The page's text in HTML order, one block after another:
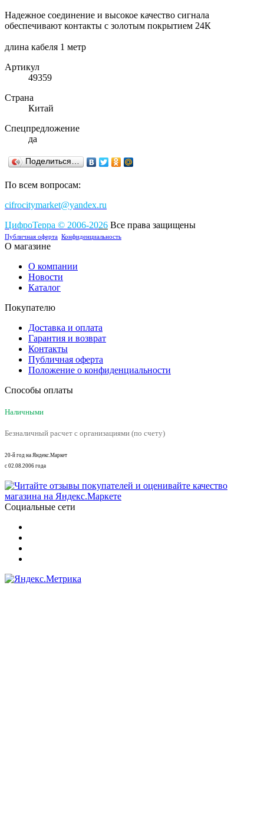
Надежное соединение и высокое качество сигнала
обеспечивают контакты с золотым покрытием 24К
длина кабеля 1 метр
Артикул
49359
Страна
Китай
Спецпредложение
да
Поделиться…
По всем вопросам:
cifrocitymarket@yandex.ru
ЦифроТерра © 2006-2026 Все права защищены
Публичная оферта Конфиденциальность
О магазине
О компании
Новости
Каталог
Покупателю
Доставка и оплата
Гарантия и возврат
Контакты
Публичная оферта
Положение о конфиденциальности
Способы оплаты
Наличными
Безналичный расчет с организациями (по счету)
20-й год на Яндекс.Маркет
с 02.08.2006 года
Социальные сети